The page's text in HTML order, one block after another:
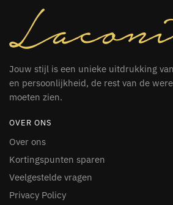
Jouw stijl is een unieke uitdrukking
en persoonlijkheid, de rest van de
moeten zien.
OVER ONS
Over ons
Kortingspunten sparen
Veelgestelde vragen
Privacy Policy